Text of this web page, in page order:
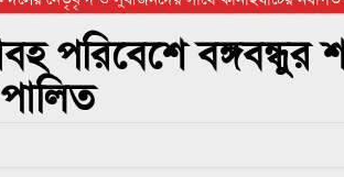
গ্রুপ থিয়েটার ফেডারেশানের বিভাগীয় অভিনয়
পরিবেশে বঙ্গবন্ধুর